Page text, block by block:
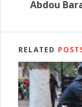
Abdou
RELATED